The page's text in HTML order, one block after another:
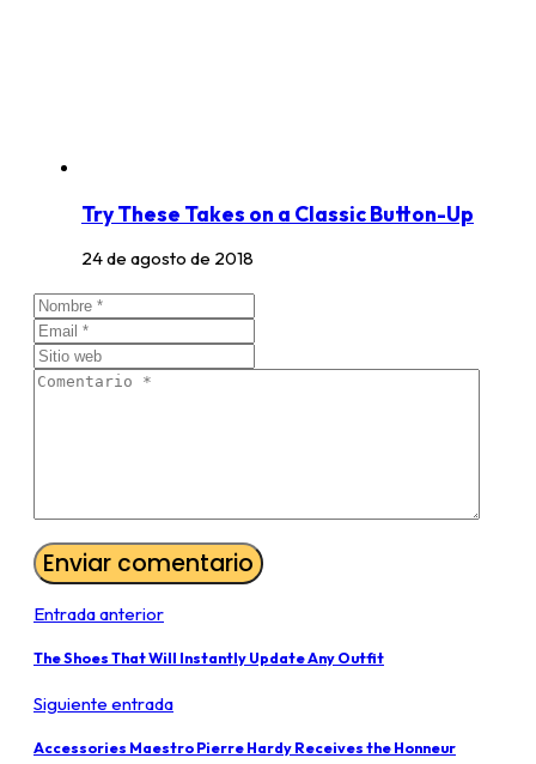
Try These Takes on a Classic Button-Up
24 de agosto de 2018
Entrada anterior
The Shoes That Will Instantly Update Any Outfit
Siguiente entrada
Accessories Maestro Pierre Hardy Receives the Honneur